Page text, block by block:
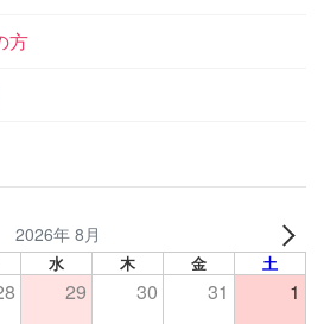
方
2026年 8月
水 木 金 土
29 30 31 1